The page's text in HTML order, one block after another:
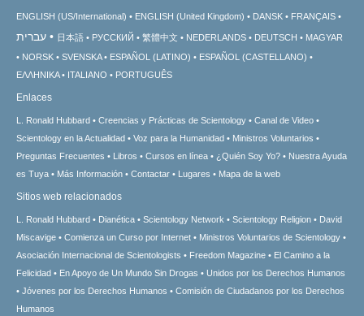
ENGLISH (US/International) ENGLISH (United Kingdom) DANSK FRANÇAIS
עברית 日本語 РУССКИЙ 繁體中文 NEDERLANDS DEUTSCH
MAGYAR
NORSK
SVENSKA ESPAÑOL (LATINO)
ESPAÑOL (CASTELLANO)
ΕΛΛΗΝΙΚA
ITALIANO PORTUGUÊS
Enlaces
L. Ronald Hubbard Creencias y Prácticas de Scientology
Canal de Video
Scientology en la Actualidad
Voz para la Humanidad
Ministros Voluntarios
Preguntas Frecuentes
Libros Cursos en línea ¿Quién Soy Yo?
Nuestra Ayuda
es Tuya
Más Información Contactar Lugares Mapa de la web
Sitios web relacionados
L. Ronald Hubbard Dianética Scientology Network Scientology Religion
David
Miscavige
Comienza un Curso por Internet
Ministros Voluntarios de Scientology
Asociación Internacional de Scientologists
Freedom Magazine
El Camino a la
Felicidad
En Apoyo de Un Mundo Sin Drogas
Unidos por los Derechos Humanos
Jóvenes por los Derechos Humanos
Comisión de Ciudadanos por los Derechos
Humanos